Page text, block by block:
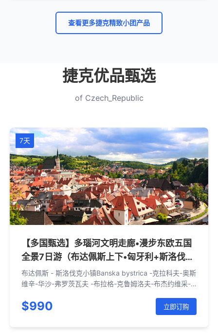
查看更多捷克精致小团产品
捷克优品甄选
of Czech_Republic
7天
【多国甄选】多瑙河文明走廊•漫步东欧五国
全景7日游（布达佩斯上下•匈牙利+斯洛伐克
+波兰+捷克+奥地利）
布达佩斯 - 斯洛伐克小镇Banska bystrica -克拉科夫-奥斯
维辛-华沙-弗罗茨瓦夫 -布拉格-克鲁姆洛夫-布杰约维采-
$990 立即订购